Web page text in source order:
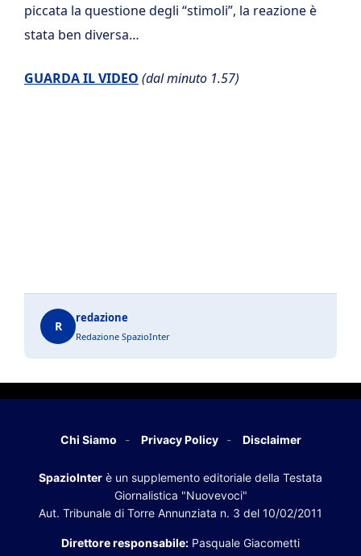
piccata la questione degli “stimoli”, la reazione è
stata ben diversa…
GUARDA IL VIDEO (dal minuto 1.57)
R
redazione
Redazione SpazioInter
Chi Siamo Privacy Policy Disclaimer
SpazioInter è un supplemento editoriale della Testata
Giornalistica "Nuovevoci"
Aut. Tribunale di Torre Annunziata n. 3 del 10/02/2011
Direttore responsabile: Pasquale Giacometti